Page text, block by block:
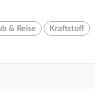
& Reise Kraftstoff